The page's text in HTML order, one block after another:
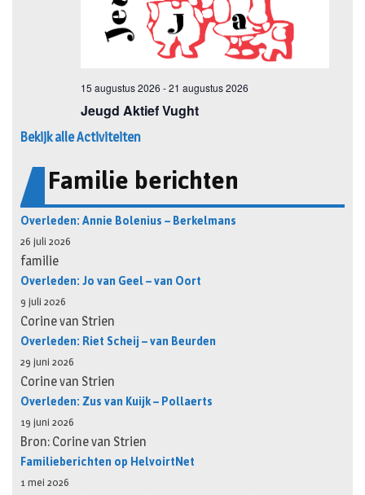
Bekijk alle Activiteiten
Familie berichten
Overleden: Annie Bolenius – Berkelmans
26 juli 2026
familie
Overleden: Jo van Geel – van Oort
9 juli 2026
Corine van Strien
Overleden: Riet Scheij – van Beurden
29 juni 2026
Corine van Strien
Overleden: Zus van Kuijk – Pollaerts
19 juni 2026
Bron: Corine van Strien
Familieberichten op HelvoirtNet
1 mei 2026